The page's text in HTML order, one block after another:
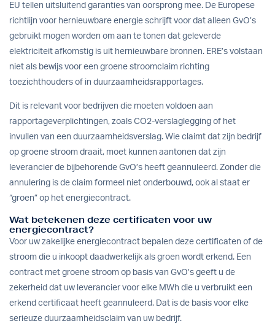
EU tellen uitsluitend garanties van oorsprong mee. De Europese
richtlijn voor hernieuwbare energie schrijft voor dat alleen GvO’s
gebruikt mogen worden om aan te tonen dat geleverde
elektriciteit afkomstig is uit hernieuwbare bronnen. ERE’s volstaan
niet als bewijs voor een groene stroomclaim richting
toezichthouders of in duurzaamheidsrapportages.
Dit is relevant voor bedrijven die moeten voldoen aan
rapportageverplichtingen, zoals CO2-verslaglegging of het
invullen van een duurzaamheidsverslag. Wie claimt dat zijn bedrijf
op groene stroom draait, moet kunnen aantonen dat zijn
leverancier de bijbehorende GvO’s heeft geannuleerd. Zonder die
annulering is de claim formeel niet onderbouwd, ook al staat er
“groen” op het energiecontract.
Wat betekenen deze certificaten voor uw
energiecontract?
Voor uw zakelijke energiecontract bepalen deze certificaten of de
stroom die u inkoopt daadwerkelijk als groen wordt erkend. Een
contract met groene stroom op basis van GvO’s geeft u de
zekerheid dat uw leverancier voor elke MWh die u verbruikt een
erkend certificaat heeft geannuleerd. Dat is de basis voor elke
serieuze duurzaamheidsclaim van uw bedrijf.